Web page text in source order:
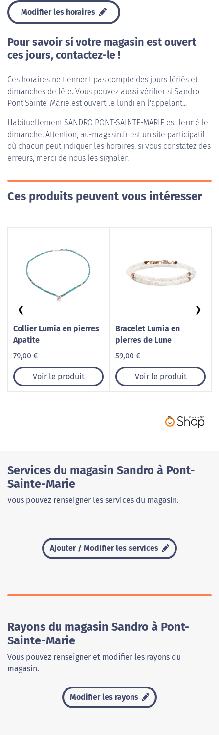
Modifier les horaires
Pour savoir si votre magasin est ouvert
ces jours, contactez-le !
Ces horaires ne tiennent pas compte des jours fériés et
dimanches de fête. Vous pouvez aussi vérifier si Sandro
Pont-Sainte-Marie est ouvert le lundi en l'appelant...
HabituellementSANDRO PONT-SAINTE-MARIE est fermé le
dimanche. Attention, au-magasin.fr est un site participatif
où chacun peut indiquer les horaires, si vous constatez des
erreurs, merci de nous les signaler.
Ces produits peuvent vous intéresser
Collier Lumia en pierres
Apatite
79,00 €
Voir le produit
Bracelet Lumia en
pierres de Lune
59,00 €
Voir le produit
❮ ❯
Services du magasin Sandro à Pont-
Sainte-Marie
Vous pouvez renseigner les services du magasin.
Ajouter / Modifier les services
Rayons du magasin Sandro à Pont-
Sainte-Marie
Vous pouvez renseigner et modifier les rayons du
magasin.
Modifier les rayons